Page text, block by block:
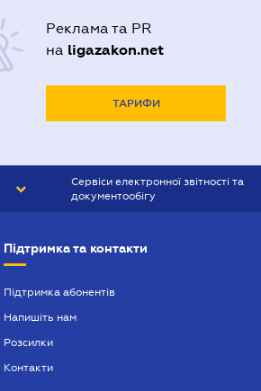
Реклама та PR
на ligazakon.net
ТАРИФИ
Сервіси електронної звітності та
документообігу
Підтримка та контакти
Підтримка абонентів
Напишіть нам
Розсилки
Контакти